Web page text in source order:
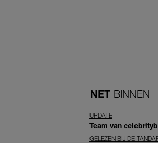
NET BINNEN
UPDATE
Team van
GELEZEN BIJ DE